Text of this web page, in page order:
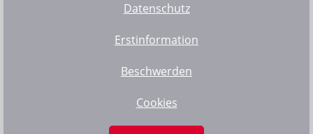
Datenschutz
Erstinformation
Beschwerden
Cookies